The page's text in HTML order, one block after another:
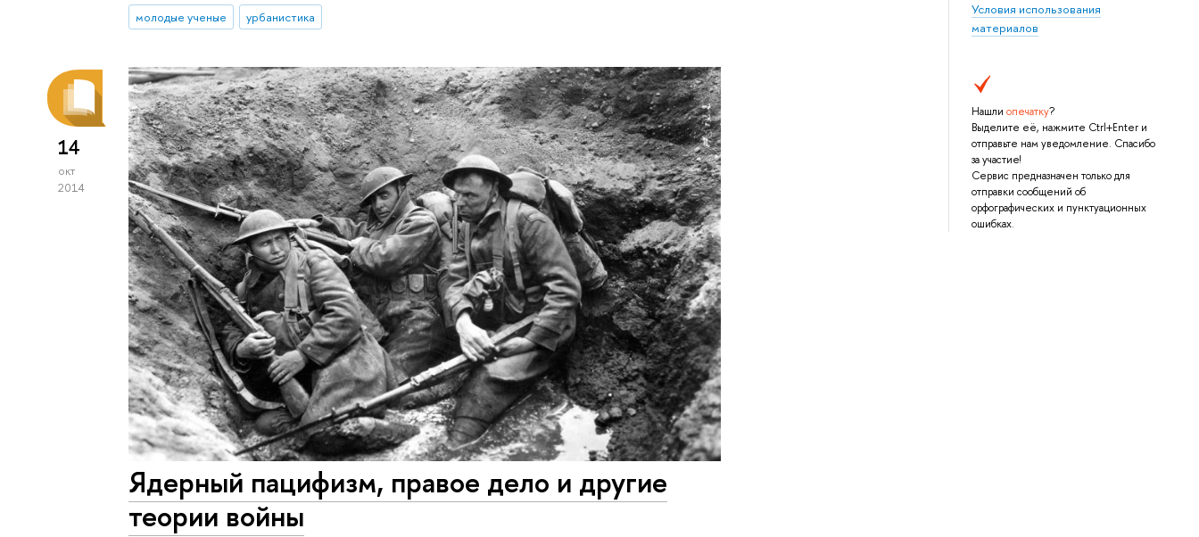
Условия использования
материалов
Нашли опечатку?
Выделите её, нажмите Ctrl+Enter и
отправьте нам уведомление. Спасибо
за участие!
Сервис предназначен только для
отправки сообщений об
орфографических и пунктуационных
ошибках.
молодые ученые
урбанистика
14
окт
2014
Ядерный пацифизм, правое дело и другие
теории войны